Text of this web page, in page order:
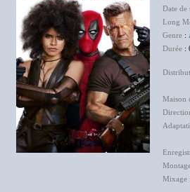
Date de
Long
Genre :
Durée :
The
Maison
Mixage